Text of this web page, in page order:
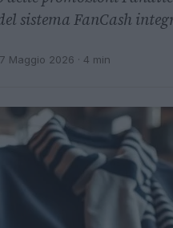
sistema FanCash
Maggio 2026 · 4 min